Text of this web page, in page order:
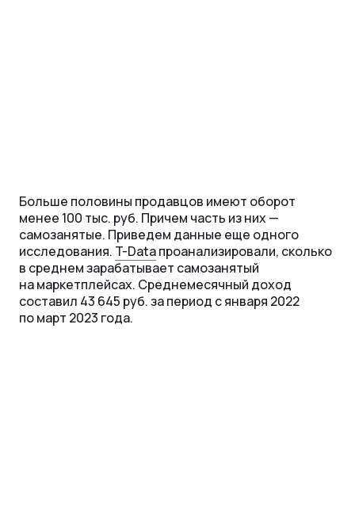
Больше половины продавцов имеют оборот
менее 100 тыс. руб. Причем часть из них —
самозанятые. Приведем данные еще одного
исследования. T-Dataпроанализировали, сколько
в среднем зарабатывает самозанятый
на маркетплейсах. Среднемесячный доход
составил 43 645 руб. за период с января 2022
по март 2023 года.